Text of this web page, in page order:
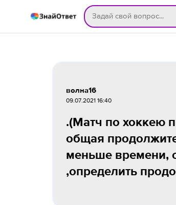
волна16
09.07.2021 16:40
.(Матч по хоккею
общая
меньше времени,
,определить